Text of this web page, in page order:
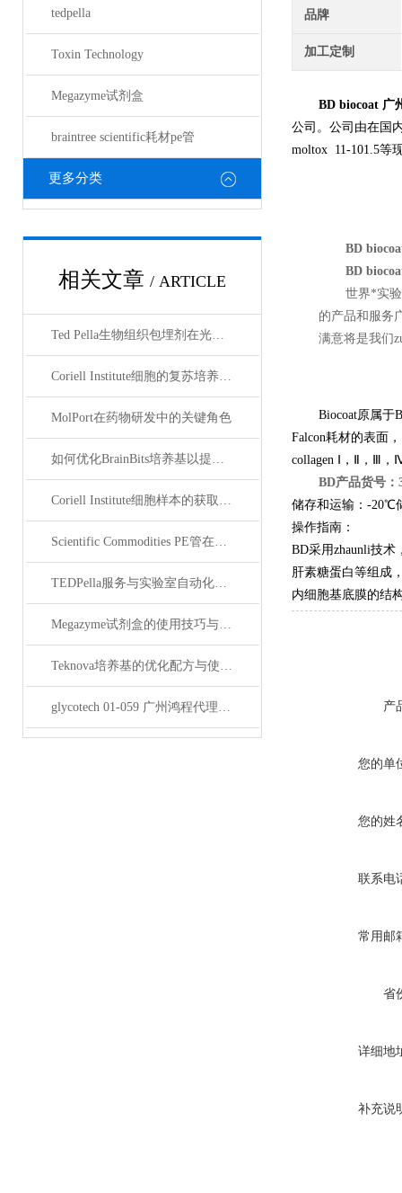
tedpella
Toxin Technology
Megazyme试剂盒
braintree scientific耗材pe管
更多分类
相关文章 / ARTICLE
Ted Pella生物组织包埋剂在光镜与电镜联用技术中的应用
Coriell Institute细胞的复苏培养与质量控制规范
MolPort在药物研发中的关键角色
如何优化BrainBits培养基以提高实验效果？
Coriell Institute细胞样本的获取与应用指南
Scientific Commodities PE管在环保实验中的作用
TEDPella服务与实验室自动化设备的整合
Megazyme试剂盒的使用技巧与实验优化方法
Teknova培养基的优化配方与使用技巧
glycotech 01-059 广州鸿程代理：开启糖生物学研究新征程
品牌
加工定制
BD biocoat 广
公司。公司由在国
moltox 11-101.5等
BD
BD
世界*实
的产品和服务
满意将是我们
Biocoat原属于
Falcon耗材的表面
collagen Ⅰ，Ⅱ，Ⅲ
BD产品货号：
储存和运输：-20℃
操作指南：
BD采用zhaunli技
肝素糖蛋白等组成
内细胞基底膜的结
产
您的单
您的姓
联系电
常用邮
省
详细地
补充说